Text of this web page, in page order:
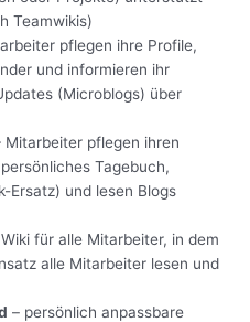
Teamwikis)
pflegen ihre Profile,
und informieren ihr
(Microblogs) über
Mitarbeiter pflegen ihren
Tagebuch,
Ersatz) und lesen Blogs
für alle Mitarbeiter, in dem
alle Mitarbeiter lesen und
– persönlich anpassbare